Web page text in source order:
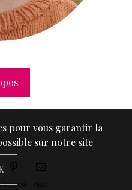
Pinterest
pour vous garantir la
sur notre site